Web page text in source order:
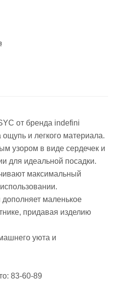
от бренда indefini
и легкого материала.
узором в виде сердечек и
для идеальной посадки.
максимальный
маленькое
придавая изделию
уюта и
83-60-89